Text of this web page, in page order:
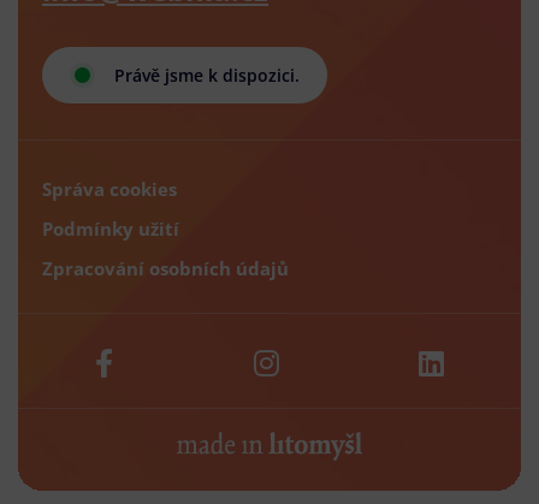
Právě jsme k dispozici.
Správa cookies
Podmínky užití
Zpracování osobních údajů